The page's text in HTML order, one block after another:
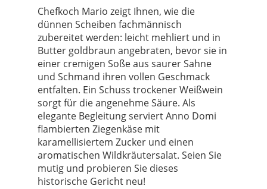
Chefkoch Mario zeigt Ihnen, wie die
dünnen Scheiben fachmännisch
zubereitet werden: leicht mehliert und in
Butter goldbraun angebraten, bevor sie in
einer cremigen Soße aus saurer Sahne
und Schmand ihren vollen Geschmack
entfalten. Ein Schuss trockener Weißwein
sorgt für die angenehme Säure. Als
elegante Begleitung serviert Anno Domi
flambierten Ziegenkäse mit
karamellisiertem Zucker und einen
aromatischen Wildkräutersalat. Seien Sie
mutig und probieren Sie dieses
historische Gericht neu!